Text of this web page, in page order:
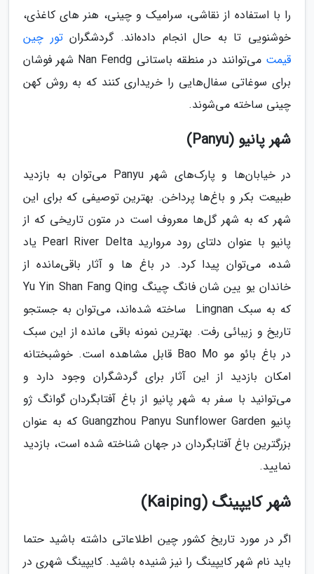
را با استفاده از نقاشی، سرامیک و چینی، هنر های کاغذی،
خوشنویی تا به حال انجام داده‌اند. گردشگرانتور چین
قیمت
می‌توانند در منطقه باستانی Nan Fendg شهر فوشان
برای سوغاتی سفال‌هایی را خریداری کنند که به روش کهن
چینی ساخته می‌شوند.
شهر پانیو (Panyu)
در خیابان‌ها و پارک‌های شهر Panyu می‌توان به بازدید
طبیعت بکر و باغ‌ها پرداخن. بهترین توصیفی که برای این
شهر که به شهر گل‌ها معروف است در متون تاریخی که از
پانیو با عنوان دلتای رود مروارید Pearl River Delta یاد
شده، می‌توان پیدا کرد. در باغ ها و آثار باقی‌مانده از
خاندان یو یین شان فانگ چینگ Yu Yin Shan Fang Qing
که به سبک Lingnan ساخته شده‌اند، می‌توان به جستجو
تاریخ و زیبائی رفت. بهترین نمونه باقی مانده از این سبک
در باغ بائو مو Bao Mo قابل مشاهده است. خوشبختانه
امکان بازدید از این آثار برای گردشگران وجود دارد و
می‌توانید با سفر به شهر پانیو از باغ آفتابگردان گوانگ ژو
پانیو Guangzhou Panyu Sunflower Garden که به عنوان
بزرگترین باغ آفتابگردان در جهان شناخته شده است، بازدید
نمایید.
شهر کایپینگ (Kaiping)
اگر در مورد تاریخ کشور چین اطلاعاتی داشته باشید حتما
باید نام شهر کایپینگ را نیز شنیده باشید. کایپینگ شهری در